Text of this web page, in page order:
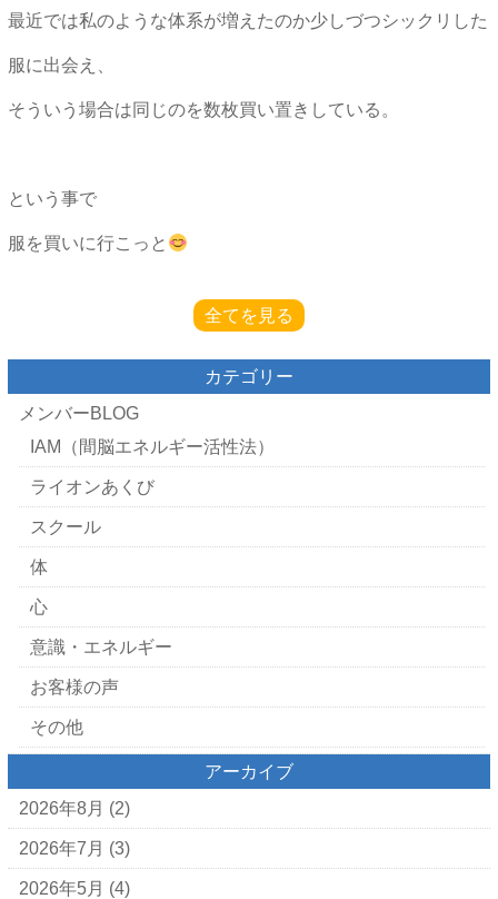
最近では私のような体系が増えたのか少しづつシックリした
服に出会え、
そういう場合は同じのを数枚買い置きしている。
という事で
服を買いに行こっと
全てを見る
カテゴリー
メンバーBLOG
IAM（間脳エネルギー活性法）
ライオンあくび
スクール
体
心
意識・エネルギー
お客様の声
その他
アーカイブ
2026年8月 (2)
2026年7月 (3)
2026年5月 (4)